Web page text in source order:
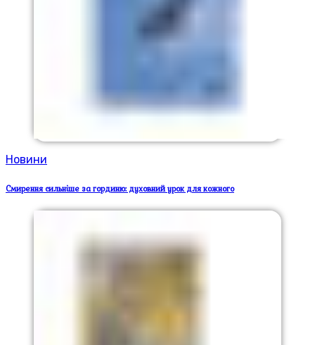
Новини
Смирення сильніше за гординю: духовний урок для кожного